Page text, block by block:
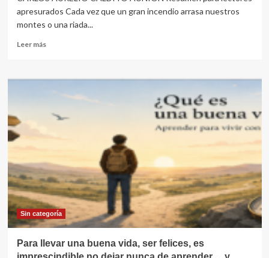
apresurados Cada vez que un gran incendio arrasa nuestros
montes o una riada...
Leer másLeer
España,
en
nada…
hasta
que
pasa…
España,
el
donde
Sin categoría
Para llevar una buena vida, ser felices, es